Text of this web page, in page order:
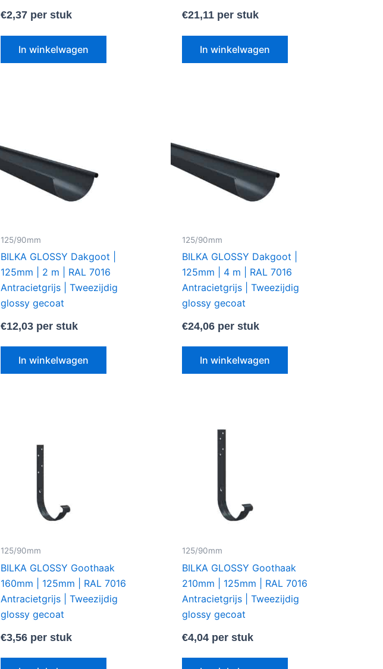
€2,37 per stuk
In winkelwagen
€21,11 per stuk
In winkelwagen
125/90mm
BILKA GLOSSY Dakgoot |
125mm | 2 m | RAL 7016
Antracietgrijs | Tweezijdig
glossy gecoat
€12,03 per stuk
In winkelwagen
125/90mm
BILKA GLOSSY Dakgoot |
125mm | 4 m | RAL 7016
Antracietgrijs | Tweezijdig
glossy gecoat
€24,06 per stuk
In winkelwagen
125/90mm
BILKA GLOSSY Goothaak
160mm | 125mm | RAL 7016
Antracietgrijs | Tweezijdig
glossy gecoat
€3,56 per stuk
125/90mm
BILKA GLOSSY Goothaak
210mm | 125mm | RAL 7016
Antracietgrijs | Tweezijdig
glossy gecoat
€4,04 per stuk